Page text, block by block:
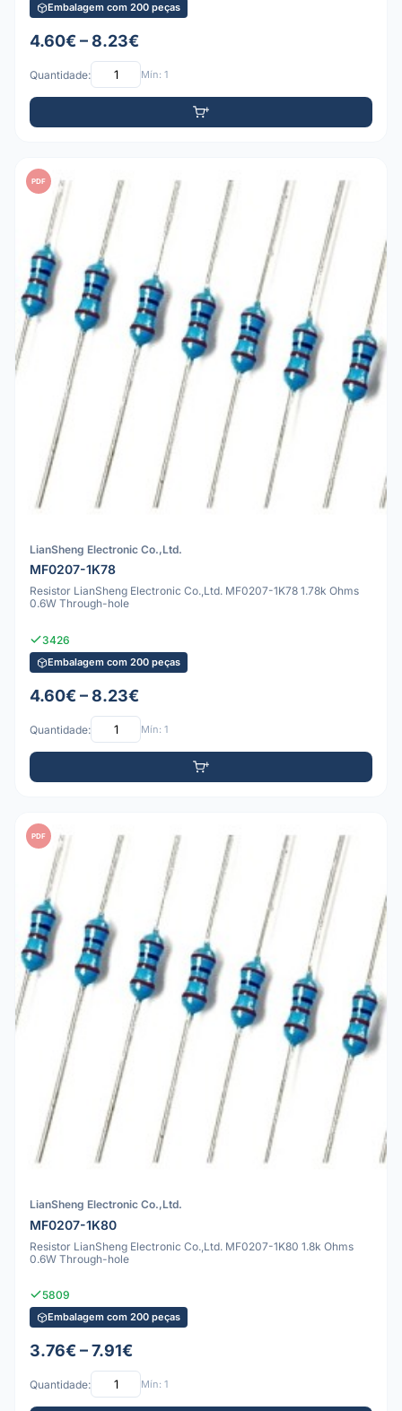
Embalagem com 200 peças
4.60€ – 8.23€
Quantidade: Mín: 1
PDF
LianSheng Electronic Co.,Ltd.
MF0207-1K78
Resistor LianSheng Electronic Co.,Ltd. MF0207-1K78 1.78k Ohms
0.6W Through-hole
3426
Embalagem com 200 peças
4.60€ – 8.23€
Quantidade: Mín: 1
PDF
LianSheng Electronic Co.,Ltd.
MF0207-1K80
Resistor LianSheng Electronic Co.,Ltd. MF0207-1K80 1.8k Ohms
0.6W Through-hole
5809
Embalagem com 200 peças
3.76€ – 7.91€
Quantidade: Mín: 1